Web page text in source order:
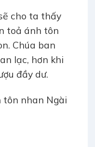
cho ta thấy
toả ánh tôn
Chúa ban
lạc, hơn khi
đầy dư.
tôn nhan Ngài